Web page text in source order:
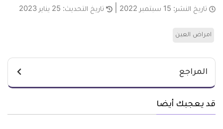
تاريخ النشر: 15 سبتمبر 2022 تاريخ التحديث: 25 يناير 2023
امراض العين
المراجع
قد يعجبك أيضا